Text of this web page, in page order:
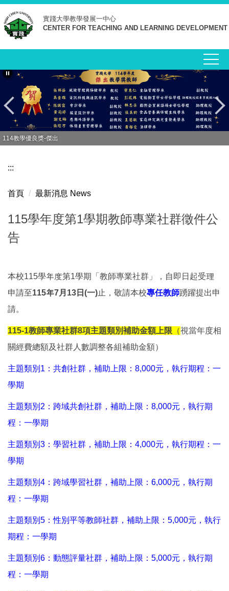
跳
到
主
要
容
實踐大學教學發展一中心
CENTER FOR TEACHING AND LEARNING DEVELOPMENT
114教學優良獎-傑出
:::
首頁 最新消息 News
115學年度第1學期教師專業社群徵件公
告
本校115學年度第1學期「教師專業社群」，自即日起受理
申請至115年7月13日(一)止，敬請本校專任教師踴躍提出申
請。
115-1教師專業社群8項主題類別補助金額上限 （視當年度相
關經費總額及社群人數調整各組補助金額）
主題類別1：共創社群，補助上限：8,000元，執行期程：一
學期
主題類別2：跨域共創社群，補助上限：8,000元，執行期
程：一學期
主題類別3：學習社群，補助上限：4,000元，執行期程：一
學期
主題類別4：跨域學習社群，補助上限：6,000元，執行期
程：一學期
主題類別5：性別平等教師社群，補助上限：5,000元，執行
期程：一學期
主題類別6：動態評量社群，補助上限：5,000元，執行期
程：一學期